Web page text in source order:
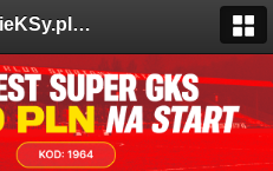
ForumGieKSy.pl - Oficjalne forum kibiców GKS Katowice